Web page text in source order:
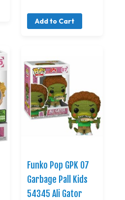
Add to Cart
Funko Pop GPK 07
Garbage Pall Kids
54345 Ali Gator